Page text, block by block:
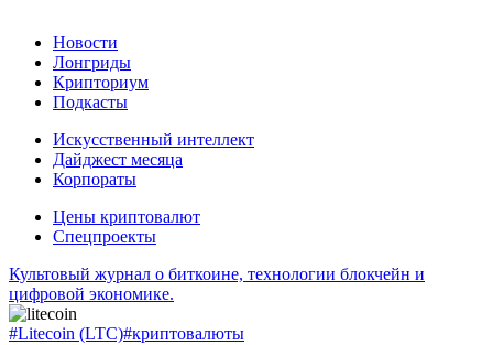
Новости
Лонгриды
Крипториум
Подкасты
Искусственный интеллект
Дайджест месяца
Корпораты
Цены криптовалют
Спецпроекты
Культовый журнал о биткоине, технологии блокчейн и
цифровой экономике.
#Litecoin (LTC)#криптовалюты